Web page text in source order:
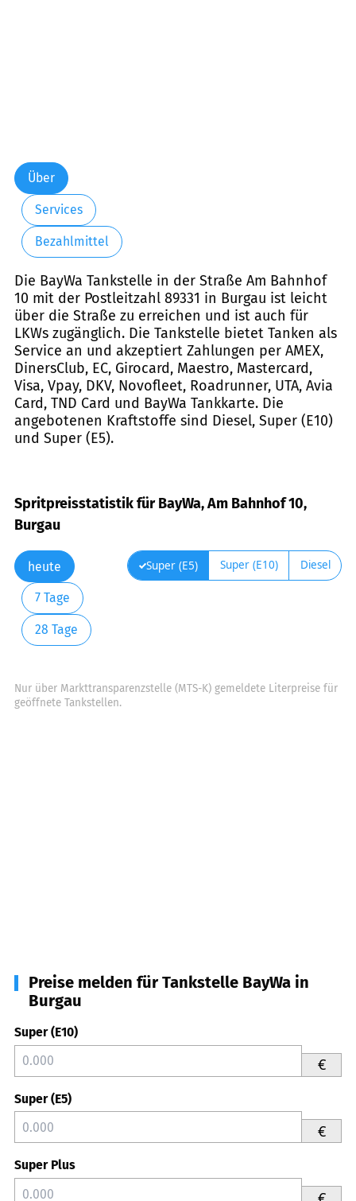
Über
Services
Bezahlmittel
Die BayWa Tankstelle in der Straße Am Bahnhof
10 mit der Postleitzahl 89331 in Burgau ist leicht
über die Straße zu erreichen und ist auch für
LKWs zugänglich. Die Tankstelle bietet Tanken als
Service an und akzeptiert Zahlungen per AMEX,
DinersClub, EC, Girocard, Maestro, Mastercard,
Visa, Vpay, DKV, Novofleet, Roadrunner, UTA, Avia
Card, TND Card und BayWa Tankkarte. Die
angebotenen Kraftstoffe sind Diesel, Super (E10)
und Super (E5).
Spritpreisstatistik für BayWa, Am Bahnhof 10,
Burgau
heute
7 Tage
28 Tage
Super (E5) Super (E10) Diesel
Nur über Markttransparenzstelle (MTS-K) gemeldete Literpreise für
geöffnete Tankstellen.
Preise melden für Tankstelle BayWa in
Burgau
Super (E10)
€
Super (E5)
€
Super Plus